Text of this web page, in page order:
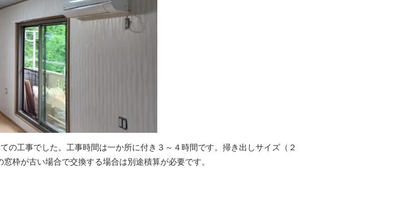
の工事でした。工事時間は一か所に付き３～４時間です。掃き出しサイズ（２
枠が古い場合で交換する場合は別途積算が必要です。